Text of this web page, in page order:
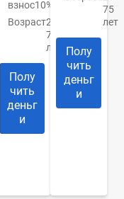
взнос10%
Возраст21-
75
лет
Полу
чить
деньг
и
75
лет
Полу
чить
деньг
и